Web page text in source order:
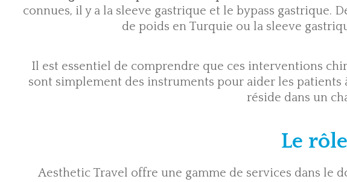
connues, il y a la sleeve gastrique et le bypass gastrique.
de poids en Turquie ou la sleeve
Il est essentiel de comprendre que ces interventions
sont simplement des instruments pour aider les
réside dans un
Le
Aesthetic Travel offre une gamme de services dans le